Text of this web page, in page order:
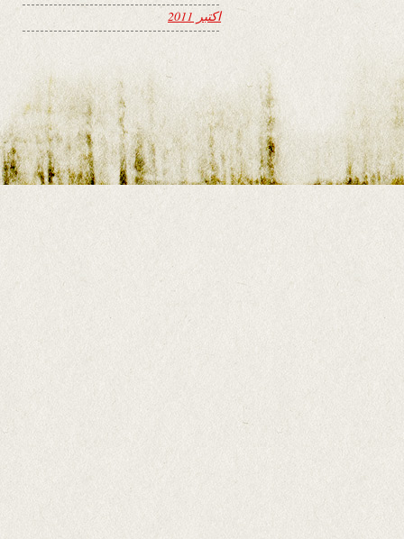
اکتبر 2011